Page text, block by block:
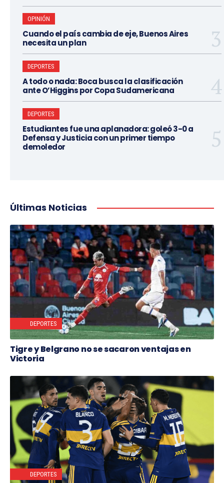
OPINIÓN
Cuando el país cambia de eje, Buenos Aires
necesita un plan
DEPORTES
A todo o nada: Boca busca la clasificación
ante O’Higgins por Copa Sudamericana
DEPORTES
Estudiantes fue una aplanadora: goleó 3-0 a
Defensa y Justicia con un primer tiempo
demoledor
Últimas Noticias
DEPORTES
Tigre y Belgrano no se sacaron ventajas en
Victoria
DEPORTES